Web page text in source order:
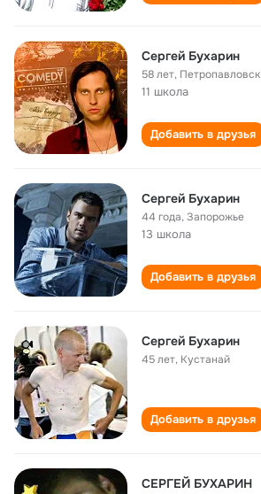
Сергей Бухарин
58 лет, Петропавловск
11 школа
Добавить в друзья
Сергей Бухарин
44 года,Запорожье
13 школа
Добавить в друзья
Сергей Бухарин
45 лет, Кустанай
Добавить в друзья
СЕРГЕЙ БУХАРИН